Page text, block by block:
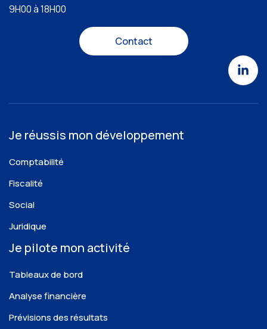
9H00 à 18H00
Contact
Je réussis mon développement
Comptabilité
Fiscalité
Social
Juridique
Je pilote mon activité
Tableaux de bord
Analyse financière
Prévisions des résultats